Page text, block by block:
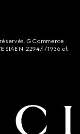
G Commerce
SIAE N. 2294/I/1936 et